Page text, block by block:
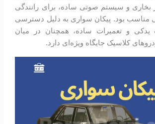
بخاری و سیستم صوتی ساده، برای رانندگی
مناسب بود. پیکان سواری به دلیل دسترسی
یدکی و تعمیرات ساده، همچنان در میان
کلاسیک جایگاه ویژه‌ای دارد.